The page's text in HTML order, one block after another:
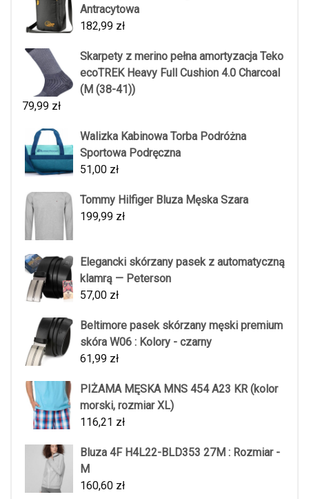
Antracytowa
182,99 zł
Skarpety z merino pełna amortyzacja Teko
ecoTREK Heavy Full Cushion 4.0 Charcoal
(M (38-41))
79,99 zł
Walizka Kabinowa Torba Podróżna
Sportowa Podręczna
51,00 zł
Tommy Hilfiger Bluza Męska Szara
199,99 zł
Elegancki skórzany pasek z automatyczną
klamrą — Peterson
57,00 zł
Beltimore pasek skórzany męski premium
skóra W06 : Kolory - czarny
61,99 zł
PIŻAMA MĘSKA MNS 454 A23 KR (kolor
morski, rozmiar XL)
116,21 zł
Bluza 4F H4L22-BLD353 27M : Rozmiar -
M
160,60 zł